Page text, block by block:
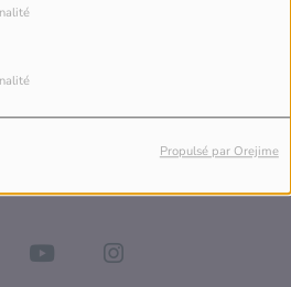
Propulsé par Orejime